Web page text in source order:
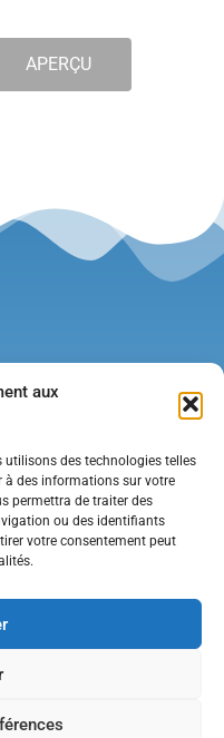
aux
utilisons des technologies telles
à des informations sur votre
permettra de traiter des
ou des identifiants
votre consentement peut
APERÇU